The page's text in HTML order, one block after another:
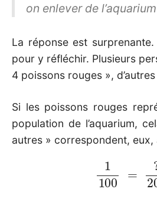
on enlever de
La réponse est
pour y réfléchir. Plusieurs
4 poissons rouges »,
Si les poissons rouges
population de l’aquarium,
autres » correspondent, eux,
100